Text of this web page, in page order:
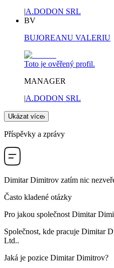
|A.DODON SRL
BV
BUJOREANU VALERIU
Toto je ověřený profil.
MANAGER
|A.DODON SRL
Ukázat více
Příspěvky a zprávy
Dimitar Dimitrov zatím nic
Často kladené otázky
Pro jakou společnostDimitar
Společnost, kde pracuje Dimitar
Ltd..
Jaká je pozice Dimitar Dimitrov?